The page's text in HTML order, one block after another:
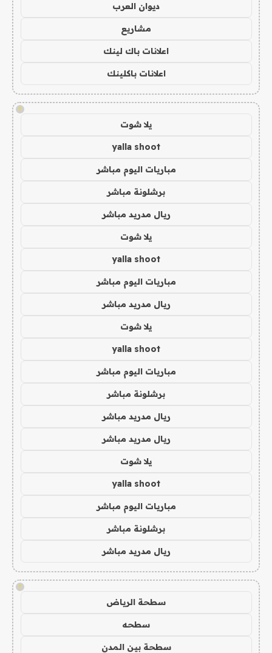
ديوان العرب
مشاريع
اعلانات باك لينك
اعلانات باكلينك
!
يلا شوت
yalla shoot
مباريات اليوم مباشر
برشلونة مباشر
ريال مدريد مباشر
يلا شوت
yalla shoot
مباريات اليوم مباشر
ريال مدريد مباشر
يلا شوت
yalla shoot
مباريات اليوم مباشر
برشلونة مباشر
ريال مدريد مباشر
ريال مدريد مباشر
يلا شوت
yalla shoot
مباريات اليوم مباشر
برشلونة مباشر
ريال مدريد مباشر
!
سطحة الرياض
سطحه
سطحة بين المدن